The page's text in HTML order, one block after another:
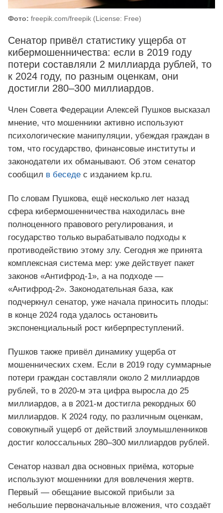
Фото: freepik.com/freepik (License: Free)
Сенатор привёл статистику ущерба от
кибермошенничества: если в 2019 году
потери составляли 2 миллиарда рублей, то
к 2024 году, по разным оценкам, они
достигли 280–300 миллиардов.
Член Совета Федерации Алексей Пушков высказал
мнение, что мошенники активно используют
психологические манипуляции, убеждая граждан в
том, что государство, финансовые институты и
законодатели их обманывают. Об этом сенатор
сообщил в беседе с изданием kp.ru.
По словам Пушкова, ещё несколько лет назад
сфера кибермошенничества находилась вне
полноценного правового регулирования, и
государство только вырабатывало подходы к
противодействию этому злу. Сегодня же принята
комплексная система мер: уже действует пакет
законов «Антифрод-1», а на подходе —
«Антифрод-2». Законодательная база, как
подчеркнул сенатор, уже начала приносить плоды:
в конце 2024 года удалось остановить
экспоненциальный рост киберпреступлений.
Пушков также привёл динамику ущерба от
мошеннических схем. Если в 2019 году суммарные
потери граждан составляли около 2 миллиардов
рублей, то в 2020-м эта цифра выросла до 25
миллиардов, а в 2021-м достигла рекордных 60
миллиардов. К 2024 году, по различным оценкам,
совокупный ущерб от действий злоумышленников
достиг колоссальных 280–300 миллиардов рублей.
Сенатор назвал два основных приёма, которые
используют мошенники для вовлечения жертв.
Первый — обещание высокой прибыли за
небольшие первоначальные вложения, что создаёт